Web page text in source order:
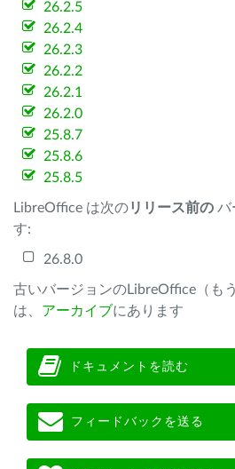
26.2.5
26.2.4
26.2.3
26.2.2
26.2.1
26.2.0
25.8.7
25.8.6
25.8.5
LibreOffice は次のリリース前の バ
す:
26.8.0
古いバージョンのLibreOffice（も
は、 アーカイブにあります
ドキュメントを読む
フィードバックを送る